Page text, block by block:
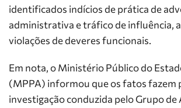
identificados indícios de prática de
administrativa e tráfico de influência,
violações de deveres funcionais.
Em nota, o Ministério Público do
(MPPA) informou que os fatos fazem
investigação conduzida pelo Grupo de